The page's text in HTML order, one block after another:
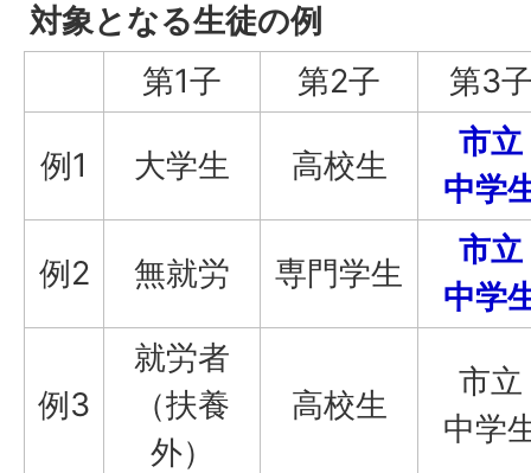
対象となる生徒の例
第1子
第2子 第3
例1 大学生 高校生
市立
中学
例2 無就労 専門学生
市立
中学
例3
就労者
（扶養
外）
高校生
市立
中学